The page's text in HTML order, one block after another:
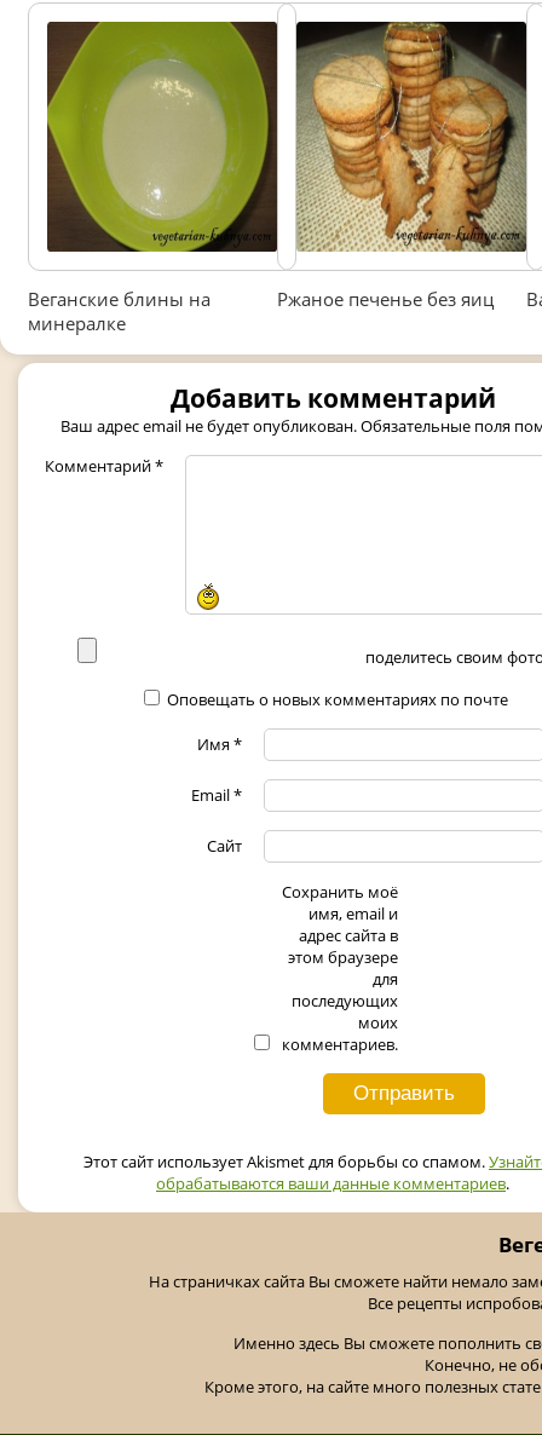
Веганские блины на
минералке
Ржаное печенье без яиц
Добавить комментарий
Ваш адрес email не будет опубликован.Обязательные поля
Комментарий*
поделитесь своим
Оповещать о новых комментариях по почте
Имя*
Email*
Сайт
Сохранить моё
имя, email и
адрес сайта в
этом браузере
для
последующих
моих
комментариев.
Этот сайт использует Akismet для борьбы со спамом.
обрабатываются ваши данные комментариев.
На страничках сайта Вы сможете найти немало
Все рецепты
Именно здесь Вы сможете пополнить
Конечно, не
Кроме этого, на сайте много полезных